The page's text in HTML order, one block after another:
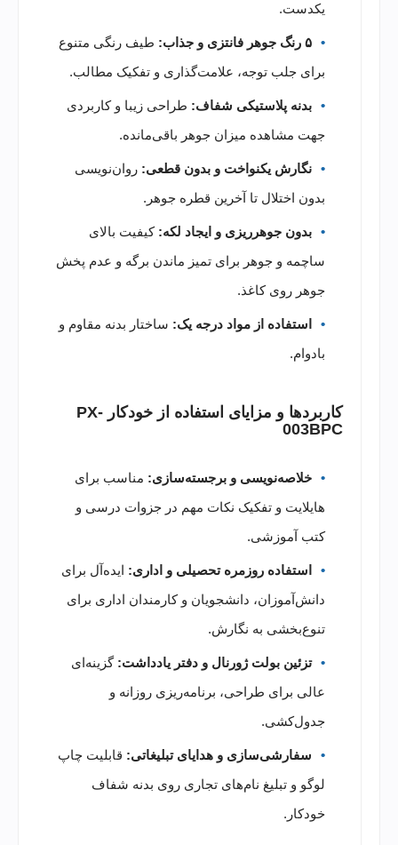
یکدست.
۵ رنگ جوهر فانتزی و جذاب:
طیف رنگی متنوع
برای جلب توجه، علامت‌گذاری و تفکیک مطالب.
بدنه پلاستیکی شفاف: طراحی زیبا و کاربردی
جهت مشاهده میزان جوهر باقی‌مانده.
نگارش یکنواخت و بدون قطعی: روان‌نویسی
بدون اختلال تا آخرین قطره جوهر.
بدون جوهرریزی و ایجاد لکه: کیفیت بالای
ساچمه و جوهر برای تمیز ماندن برگه و عدم پخش
جوهر روی کاغذ.
استفاده از مواد درجه یک: ساختار بدنه مقاوم و
بادوام.
کاربردها و مزایای استفاده از خودکار PX-
003BPC
خلاصه‌نویسی و برجسته‌سازی: مناسب برای
هایلایت و تفکیک نکات مهم در جزوات درسی و
کتب آموزشی.
استفاده روزمره تحصیلی و اداری: ایده‌آل برای
دانش‌آموزان، دانشجویان و کارمندان اداری برای
تنوع‌بخشی به نگارش.
تزئین بولت ژورنال و دفتر یادداشت: گزینه‌ای
عالی برای طراحی، برنامه‌ریزی روزانه و
جدول‌کشی.
سفارشی‌سازی و هدایای تبلیغاتی: قابلیت چاپ
لوگو و تبلیغ نام‌های تجاری روی بدنه شفاف
خودکار.